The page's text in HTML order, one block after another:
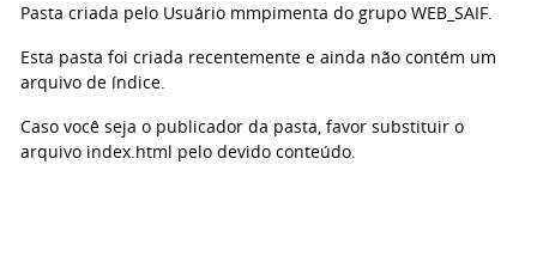
Pasta criada pelo Usuário mmpimenta do grupo WEB_SAIF.
Esta pasta foi criada recentemente e ainda não contém um
arquivo de índice.
Caso você seja o publicador da pasta, favor substituir o
arquivo index.html pelo devido conteúdo.